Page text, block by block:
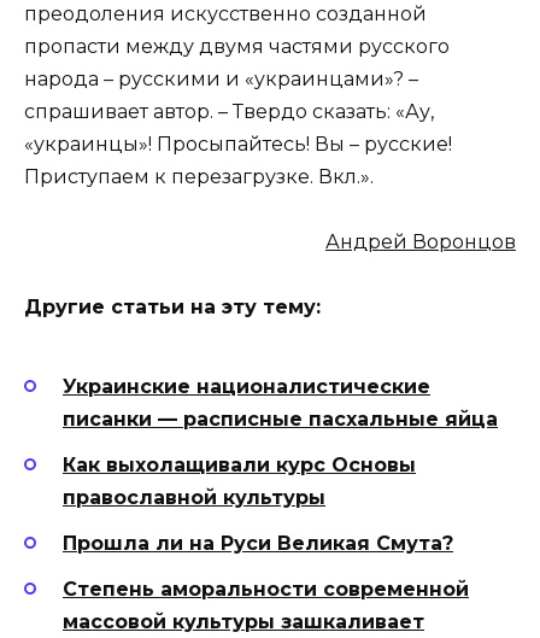
преодоления искусственно созданной
пропасти между двумя частями русского
народа – русскими и «украинцами»? –
спрашивает автор. – Твердо сказать: «Ау,
«украинцы»! Просыпайтесь! Вы – русские!
Приступаем к перезагрузке. Вкл.».
Андрей Воронцов
Другие статьи на эту тему:
Украинские националистические
писанки — расписные пасхальные яйца
Как выхолащивали курс Основы
православной культуры
Прошла ли на Руси Великая Смута?
Степень аморальности современной
массовой культуры зашкаливает